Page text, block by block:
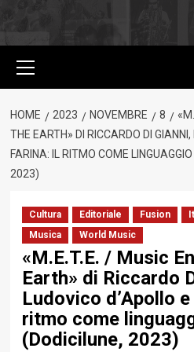
principale
HOME 2023 NOVEMBRE 8
THE EARTH» DI RICCARDO DI
FARINA: IL RITMO COME
2023)
Cultura Editoriale Fusion
Musica
World Music
«M.E.T.E. / Music
Earth» di Riccardo
Ludovico d’Apollo
ritmo come
(Dodicilune, 2023)